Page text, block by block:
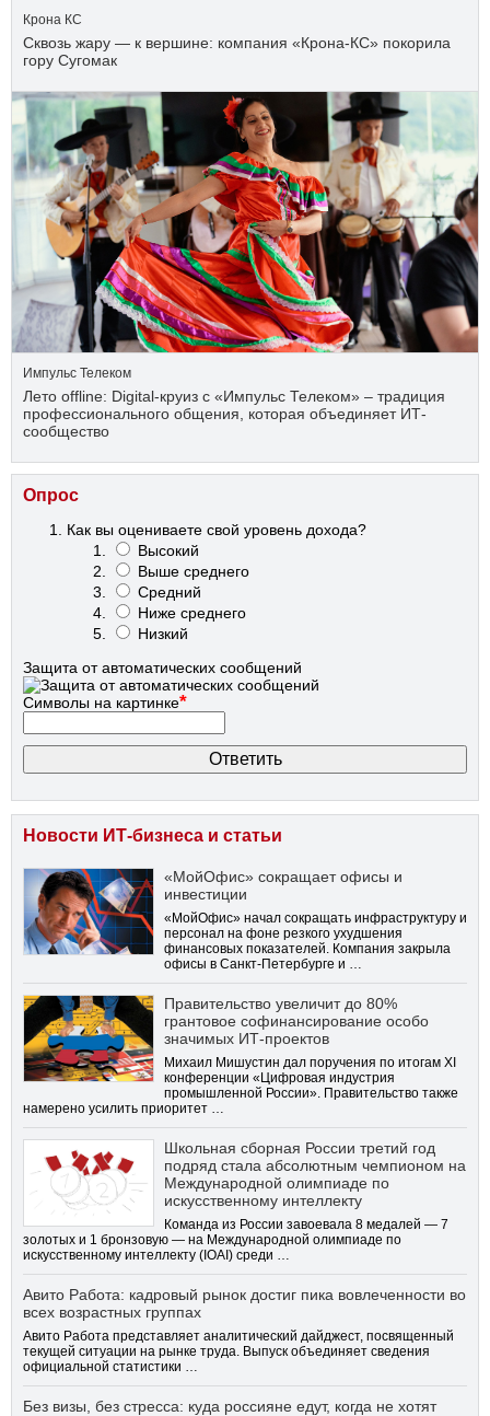
Крона КС
Сквозь жару — к вершине: компания «Крона‑КС» покорила
гору Сугомак
Импульс Телеком
Лето offline: Digital-круиз с «Импульс Телеком» – традиция
профессионального общения, которая объединяет ИТ-
сообщество
Опрос
Как вы оцениваете свой уровень дохода?
Высокий
Выше среднего
Средний
Ниже среднего
Низкий
Защита от автоматических сообщений
Символы на картинке*
Новости ИТ-бизнеса и статьи
«МойОфис» сокращает офисы и
инвестиции
«МойОфис» начал сокращать инфраструктуру и
персонал на фоне резкого ухудшения
финансовых показателей. Компания закрыла
офисы в Санкт-Петербурге и …
Правительство увеличит до 80%
грантовое софинансирование особо
значимых ИТ-проектов
Михаил Мишустин дал поручения по итогам XI
конференции «Цифровая индустрия
промышленной России». Правительство также
намерено усилить приоритет …
Школьная сборная России третий год
подряд стала абсолютным чемпионом на
Международной олимпиаде по
искусственному интеллекту
Команда из России завоевала 8 медалей — 7
золотых и 1 бронзовую — на Международной олимпиаде по
искусственному интеллекту (IOAI) среди …
Авито Работа: кадровый рынок достиг пика вовлеченности во
всех возрастных группах
Авито Работа представляет аналитический дайджест, посвященный
текущей ситуации на рынке труда. Выпуск объединяет сведения
официальной статистики …
Без визы, без стресса: куда россияне едут, когда не хотят